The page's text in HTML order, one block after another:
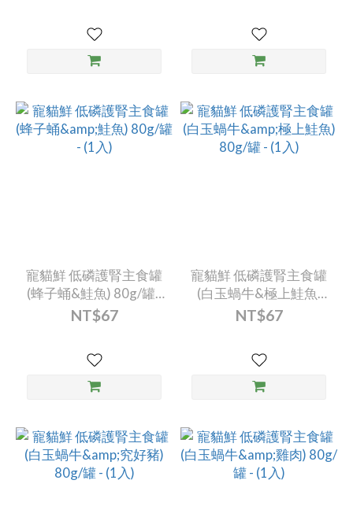
寵貓鮮 低磷護腎主食罐
(蜂子蛹&鮭魚) 80g/罐 -
(1入)
NT$67
寵貓鮮 低磷護腎主食罐
(白玉蝸牛&極上鮭魚)
80g/罐 - (1入)
NT$67